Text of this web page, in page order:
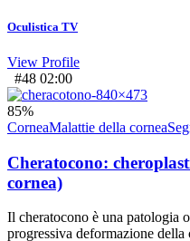
Oculistica TV
View Profile
#48 02:00
85%
CorneaMalattie della cornea
Cheratocono:
cornea)
Il cheratocono è una patologia
progressiva deformazione della